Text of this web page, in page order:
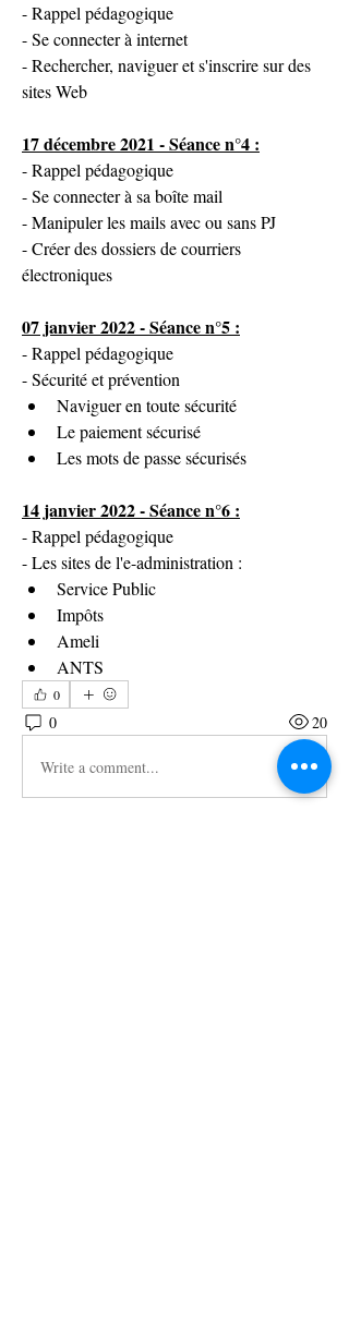
- Rappel pédagogique
- Se connecter à internet
- Rechercher, naviguer et s'inscrire sur des
sites Web
17 décembre 2021 - Séance n°4 :
- Rappel pédagogique
- Se connecter à sa boîte mail
- Manipuler les mails avec ou sans PJ
- Créer des dossiers de courriers
électroniques
07 janvier 2022 - Séance n°5 :
- Rappel pédagogique
- Sécurité et prévention
Naviguer en toute sécurité
Le paiement sécurisé
Les mots de passe sécurisés
14 janvier 2022 - Séance n°6 :
- Rappel pédagogique
- Les sites de l'e-administration :
Service Public
Impôts
Ameli
ANTS
0
0 20
Write a comment...